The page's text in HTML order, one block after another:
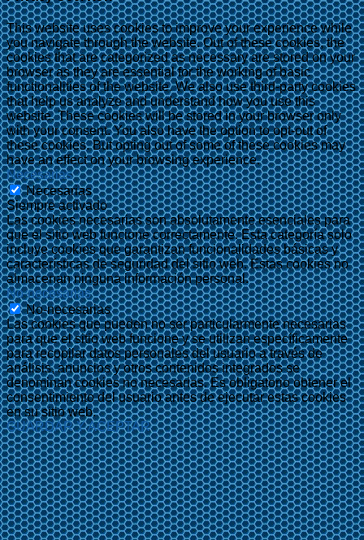
This website uses cookies to improve your experience while
you navigate through the website. Out of these cookies, the
cookies that are categorized as necessary are stored on your
browser as they are essential for the working of basic
functionalities of the website. We also use third-party cookies
that help us analyze and understand how you use this
website. These cookies will be stored in your browser only
with your consent. You also have the option to opt-out of
these cookies. But opting out of some of these cookies may
have an effect on your browsing experience.
Necesarias
Necesarias
Siempre activado
Las cookies necesarias son absolutamente esenciales para
que el sitio web funcione correctamente. Esta categoría solo
incluye cookies que garantizan funcionalidades básicas y
características de seguridad del sitio web. Estas cookies no
almacenan ninguna información personal.
No-necesarias
No-necesarias
Las cookies que pueden no ser particularmente necesarias
para que el sitio web funcione y se utilizan específicamente
para recopilar datos personales del usuario a través de
análisis, anuncios y otros contenidos integrados se
denominan cookies no necesarias. Es obligatorio obtener el
consentimiento del usuario antes de ejecutar estas cookies
en su sitio web.
GUARDAR Y ACEPTAR